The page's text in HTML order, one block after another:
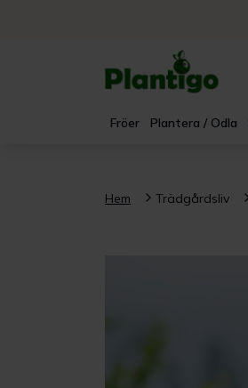
Fröer Plantera / Odla
Hem Trädgårdsliv